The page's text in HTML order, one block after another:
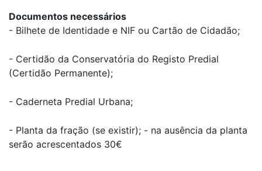
Documentos necessários
- Bilhete de Identidade e NIF ou Cartão de Cidadão;
- Certidão da Conservatória do Registo Predial
(Certidão Permanente);
- Caderneta Predial Urbana;
- Planta da fração (se existir); - na ausência da planta
serão acrescentados 30€